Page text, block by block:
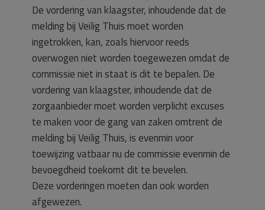
De vordering van klaagster, inhoudende dat de
melding bij Veilig Thuis moet worden
ingetrokken, kan, zoals hiervoor reeds
overwogen niet worden toegewezen omdat de
commissie niet in staat is dit te bepalen. De
vordering van klaagster, inhoudende dat de
zorgaanbieder moet worden verplicht excuses
te maken voor de gang van zaken omtrent de
melding bij Veilig Thuis, is evenmin voor
toewijzing vatbaar nu de commissie evenmin de
bevoegdheid toekomt dit te bevelen.
Deze vorderingen moeten dan ook worden
afgewezen.